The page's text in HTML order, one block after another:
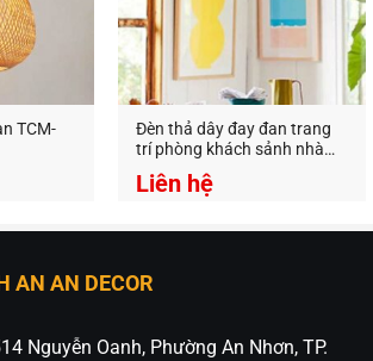
TCM-
Đèn thả dây đay đan trang
trí phòng khách sảnh nhà
hàng TCM-144
Liên hệ
AN AN DECOR
Nguyễn Oanh, Phường An Nhơn, TP.